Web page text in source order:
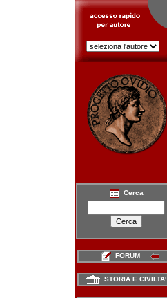
Cerca
FORUM
STORIA E CIVILTA'